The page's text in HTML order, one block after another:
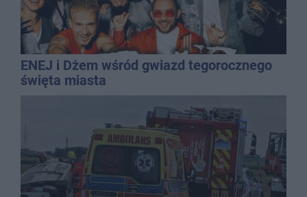
ENEJ i Dżem wśród gwiazd tegorocznego
święta miasta